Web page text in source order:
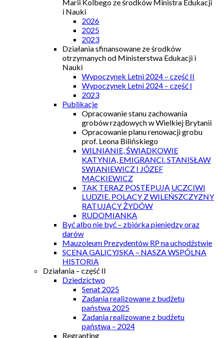
Marii Kolbego ze środków Ministra Edukacji
i Nauki
2026
2025
2023
Działania sfinansowane ze środków
otrzymanych od Ministerstwa Edukacji i
Nauki
Wypoczynek Letni 2024 – część II
Wypoczynek Letni 2024 – część I
2023
Publikacje
Opracowanie stanu zachowania
grobów rządowych w Wielkiej Brytanii
Opracowanie planu renowacji grobu
prof. Leona Bilińskiego
WILNIANIE, ŚWIADKOWIE
KATYNIA, EMIGRANCI. STANISŁAW
SWIANIEWICZ I JÓZEF
MACKIEWICZ
TAK TERAZ POSTĘPUJĄ UCZCIWI
LUDZIE. POLACY Z WILEŃSZCZYZNY
RATUJĄCY ŻYDÓW
RUDOMIANKA
Być albo nie być – zbiórka pieniędzy oraz
darów
Mauzoleum Prezydentów RP na uchodźstwie
SCENA GALICYJSKA – NASZA WSPÓLNA
HISTORIA
Działania – część II
Dziedzictwo
Senat 2025
Zadania realizowane z budżetu
państwa 2025
Zadania realizowane z budżetu
państwa – 2024
Regranting